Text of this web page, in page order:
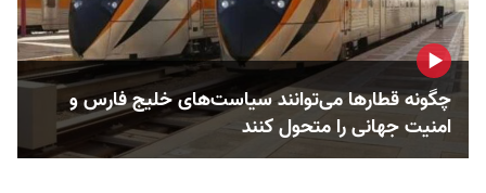
چگونه قطارها می‌توانند سیاست‌های خلیج فارس و
امنیت جهانی را متحول کنند